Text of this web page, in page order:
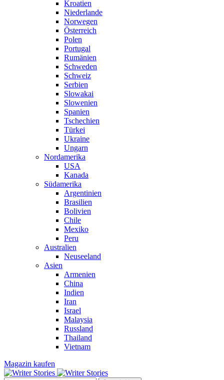
Kroatien
Niederlande
Norwegen
Österreich
Polen
Portugal
Rumänien
Schweden
Schweiz
Serbien
Slowakai
Slowenien
Spanien
Tschechien
Türkei
Ukraine
Ungarn
Nordamerika
USA
Kanada
Südamerika
Argentinien
Brasilien
Bolivien
Chile
Mexiko
Peru
Australien
Neuseeland
Asien
Armenien
China
Indien
Iran
Israel
Malaysia
Russland
Thailand
Vietnam
Magazin kaufen